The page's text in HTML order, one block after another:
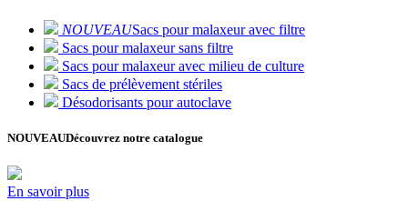
NOUVEAUSacs pour malaxeur avec filtre
Sacs pour malaxeur sans filtre
Sacs pour malaxeur avec milieu de culture
Sacs de prélèvement stériles
Désodorisants pour autoclave
NOUVEAUDécouvrez notre catalogue
En savoir plus